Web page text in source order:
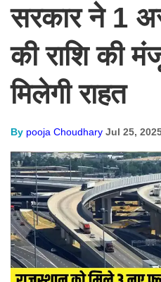
सरकार ने 1
की राशि की
मिलेगी राहत
By pooja Choudhary Jul 25,